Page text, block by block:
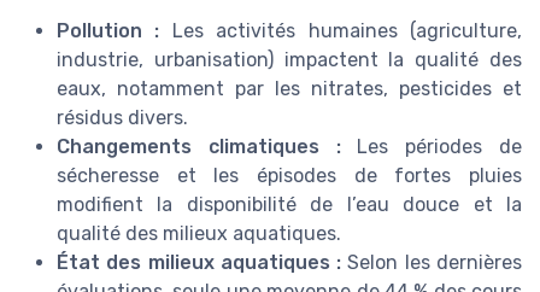
Pollution : Les activités humaines (agriculture,
industrie, urbanisation) impactent la qualité des
eaux, notamment par les nitrates, pesticides et
résidus divers.
Changements climatiques :Les périodes de
sécheresse et les épisodes de fortes pluies
modifient la disponibilité de l’eau douce et la
qualité des milieux aquatiques.
État des milieux aquatiques : Selon les dernières